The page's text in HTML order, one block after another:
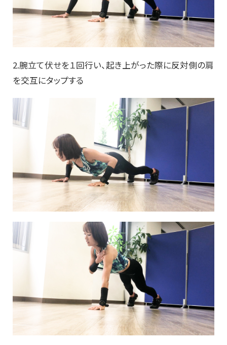
2.腕立て伏せを１回行い、起き上がった際に反対側の肩
を交互にタップする